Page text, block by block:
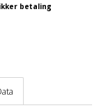
betaling